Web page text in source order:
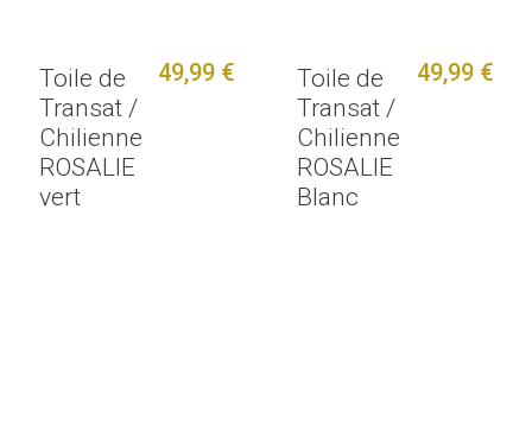
Toile de
Transat /
Chilienne
ROSALIE
vert
49,99 €
Toile de
Transat /
Chilienne
ROSALIE
Blanc
49,99 €